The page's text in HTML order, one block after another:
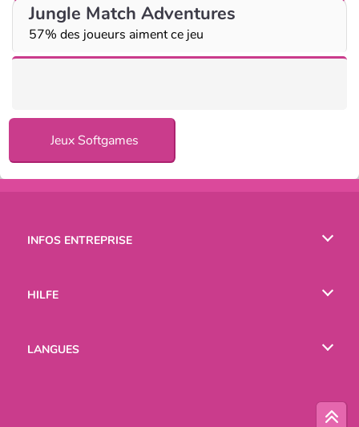
Jungle Match Adventures
57% des joueurs aiment ce jeu
Jeux Softgames
INFOS ENTREPRISE
HILFE
LANGUES